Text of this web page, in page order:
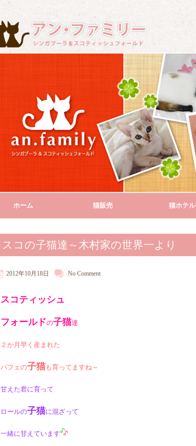
ホーム 猫販売 猫ホテル
スコの子猫達～木村家の世界一より
2012年10月18日 No Comment
スコティッシュ
フォールドの子猫達
２か月早く産まれた
パフェの子猫も育ってますね～
甘えた君に育って
ロールの子猫に混ざって
一緒に甘えています